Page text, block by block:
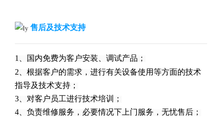
售后及技术支持
1、国内免费为客户安装、调试产品；
2、根据客户的需求，进行有关设备使用等方面的技术
指导及技术支持；
3、对客户员工进行技术培训；
4、负责维修服务，必要情况下上门服务，无忧售后；